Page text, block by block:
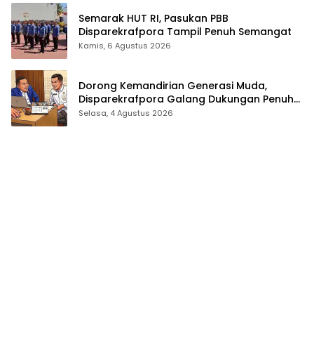
Semarak HUT RI, Pasukan PBB
Disparekrafpora Tampil Penuh Semangat
Kamis, 6 Agustus 2026
Dorong Kemandirian Generasi Muda,
Disparekrafpora Galang Dukungan Penuh
Para Aleg Deprov
Selasa, 4 Agustus 2026